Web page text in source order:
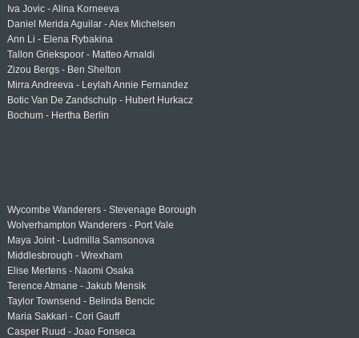
Iva Jovic - Alina Korneeva
Daniel Merida Aguilar - Alex Michelsen
Ann Li - Elena Rybakina
Tallon Griekspoor - Matteo Arnaldi
Zizou Bergs - Ben Shelton
Mirra Andreeva - Leylah Annie Fernandez
Botic Van De Zandschulp - Hubert Hurkacz
Bochum - Hertha Berlin
Wycombe Wanderers - Stevenage Borough
Wolverhampton Wanderers - Port Vale
Maya Joint - Ludmilla Samsonova
Middlesbrough - Wrexham
Elise Mertens - Naomi Osaka
Terence Atmane - Jakub Mensik
Taylor Townsend - Belinda Bencic
Maria Sakkari - Cori Gauff
Casper Ruud - Joao Fonseca